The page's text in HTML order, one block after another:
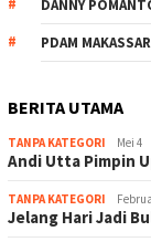
DANNY
PDAM MAKASSAR
BERITA UTAMA
TANPA KATEGORI Mei 4
Andi Utta Pimpin
TANPA KATEGORI
Jelang Hari Jadi